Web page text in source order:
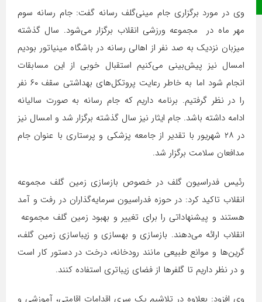
وی در مورد برگزاری جام مینی‌گلف رسانه گفت: جام رسانه سوم
مهر ماه در مجموعه ورزشی انقلاب برگزار می‌شود. سال گذشته
میزبان نزدیک به صد نفر از اهالی رسانه در باشگاه مینیاتور بودیم‌
امسال نیز پیش‌بینی می‌کنیم استقبال خوبی از این مسابقات
انجام شود اما به خاطر رعایت پروتکل‌های بهداشتی سقف ۶۰ نفر
را در نظر گرفتیم. برنامه داریم که جام رسانه به صورت سالیانه
ادامه داشته باشد. جام ایثار نیز سال گذشته برگزار شد و امسال نیز
در ۲۸ شهریور با تقدیر از جامعه پزشکی و پرستاری با عنوان جام
مدافعان سلامت برگزار شد.
رئیس فدراسیون گلف در خصوص بازسازی زمین گلف مجموعه
انقلاب تاکید کرد: در حوزه فدراسیون سرمایه‌گذاران در رفت و آمد
هستند و پیشنهاداتی را برای تغییر و بهبود زمین گلف مجموعه
انقلاب ارائه می‌دهند. بازسازی و بهسازی و زیباسازی زمین گلف،
گرین‌ها و موانع طبیعی مانند رودخانه، درخت در دستور کار است
و در نظر داریم تا گلفرها از فضای زیباتری استفاده کنند.
وی افزود: بعلاوه در تلاشیم یک سری اقدامات اقامتی، آموزشی و